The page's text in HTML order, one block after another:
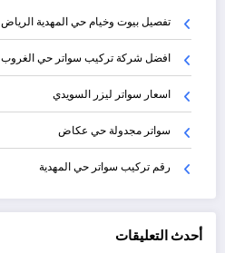
تفصيل بيوت وخيام حي المهدية الرياض
افضل شركة تركيب سواتر حي الغروب
اسعار سواتر ليزر السويدي
سواتر مجدولة حي عكاض
رقم تركيب سواتر حي المهدية
أحدث التعليقات